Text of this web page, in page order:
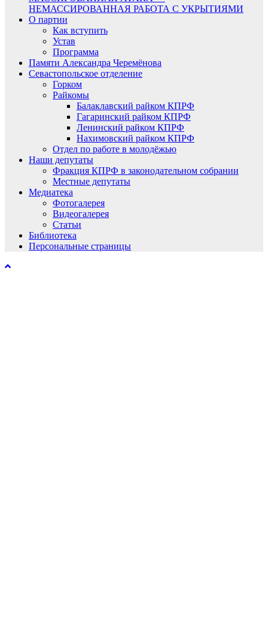
НЕМАССИРОВАННАЯ РАБОТА С УКРЫТИЯМИ
О партии
Как вступить
Устав
Программа
Памяти Александра Черемёнова
Севастопольское отделение
Горком
Райкомы
Балаклавский райком КПРФ
Гагаринский райком КПРФ
Ленинский райком КПРФ
Нахимовский райком КПРФ
Отдел по работе в молодёжью
Наши депутаты
Фракция КПРФ в законодательном собрании
Местные депутаты
Медиатека
Фотогалерея
Видеогалерея
Статьи
Библиотека
Персональные страницы